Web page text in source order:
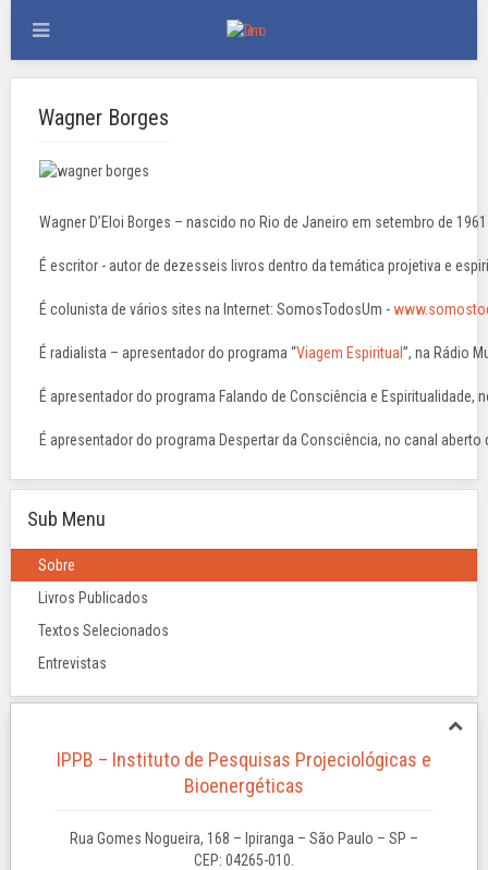
Wagner Borges
Wagner D’Eloi Borges – nascido no Rio de Janeiro em setembro de
É escritor - autor de dezesseis livros dentro da temática projetiva e
É colunista de vários sites na Internet: SomosTodosUm -
É radialista – apresentador do programa “Viagem Espiritual ”, na Rádio
É apresentador do programa Falando de Consciência e Espiritualidade,
É apresentador do programa Despertar da Consciência, no canal aberto
Sub Menu
Sobre
Livros Publicados
Textos Selecionados
Entrevistas
IPPB – Instituto de Pesquisas Projeciológicas e
Bioenergéticas
Rua Gomes Nogueira, 168 – Ipiranga – São Paulo – SP –
CEP: 04265-010.